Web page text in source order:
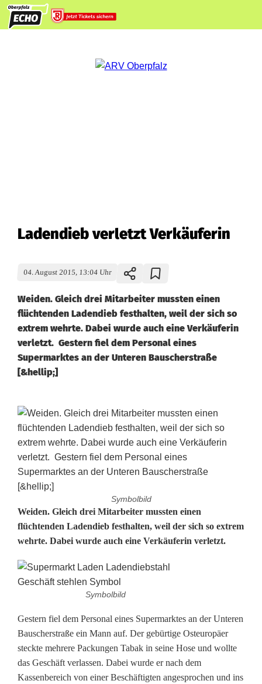
Ladendieb verletzt Verkäuferin
04. August 2015, 13:04 Uhr
Weiden. Gleich drei Mitarbeiter mussten einen
flüchtenden Ladendieb festhalten, weil der sich so
extrem wehrte. Dabei wurde auch eine Verkäuferin
verletzt. Gestern fiel dem Personal eines
Supermarktes an der Unteren Bauscherstraße
[&hellip;]
Symbolbild
L
a
d
e
d
i
e
Weiden. Gleich drei Mitarbeiter mussten einen
flüchtenden Ladendieb festhalten, weil der sich so extrem
wehrte. Dabei wurde auch eine Verkäuferin verletzt.
Symbolbild
Gestern fiel dem Personal eines Supermarktes an der Unteren
Bauscherstraße ein Mann auf. Der gebürtige Osteuropäer
steckte mehrere Packungen Tabak in seine Hose und wollte
das Geschäft verlassen. Dabei wurde er nach dem
Kassenbereich von einer Beschäftigten angesprochen und ins